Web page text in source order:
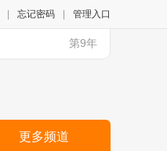
忘记密码 管理入口
第9年
更多频道